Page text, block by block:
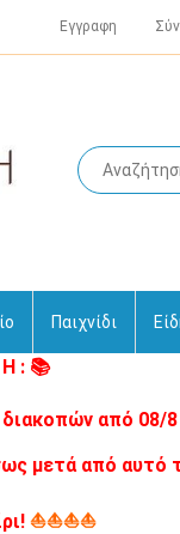
Εγγραφη
Παιχνίδι
Η : 📚
από 08/
μετά από αυτό
⛵⛵⛵⛵